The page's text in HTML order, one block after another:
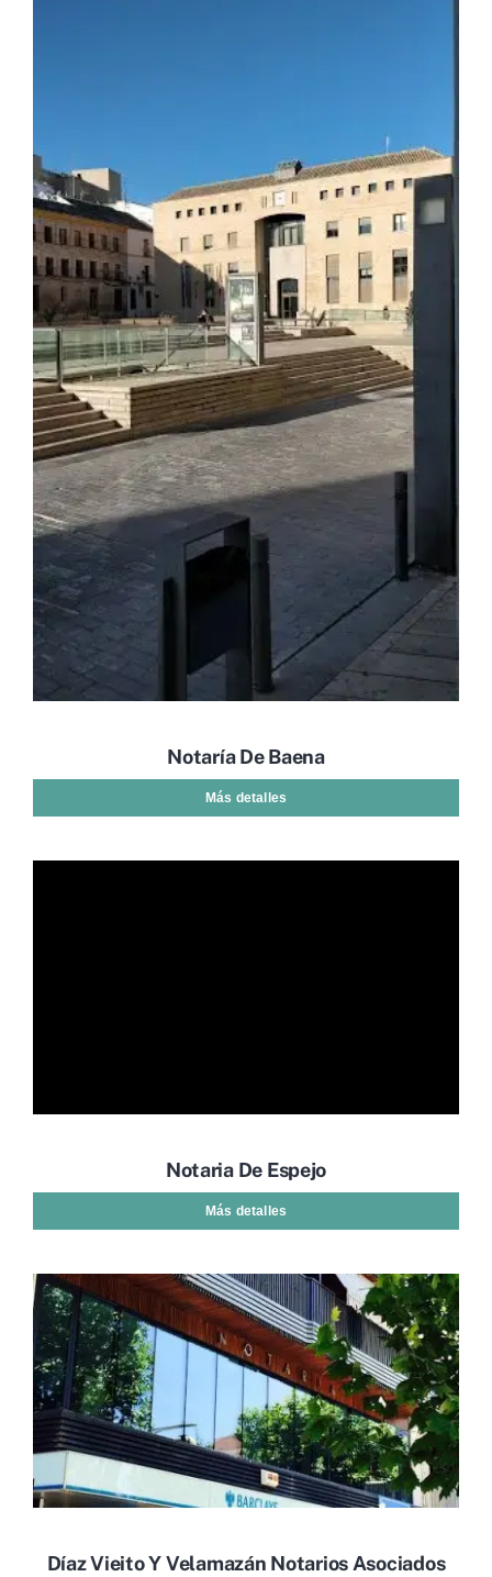
Notaría De Baena
Más detalles
Notaria De Espejo
Más detalles
Díaz Vieito Y Velamazán Notarios Asociados